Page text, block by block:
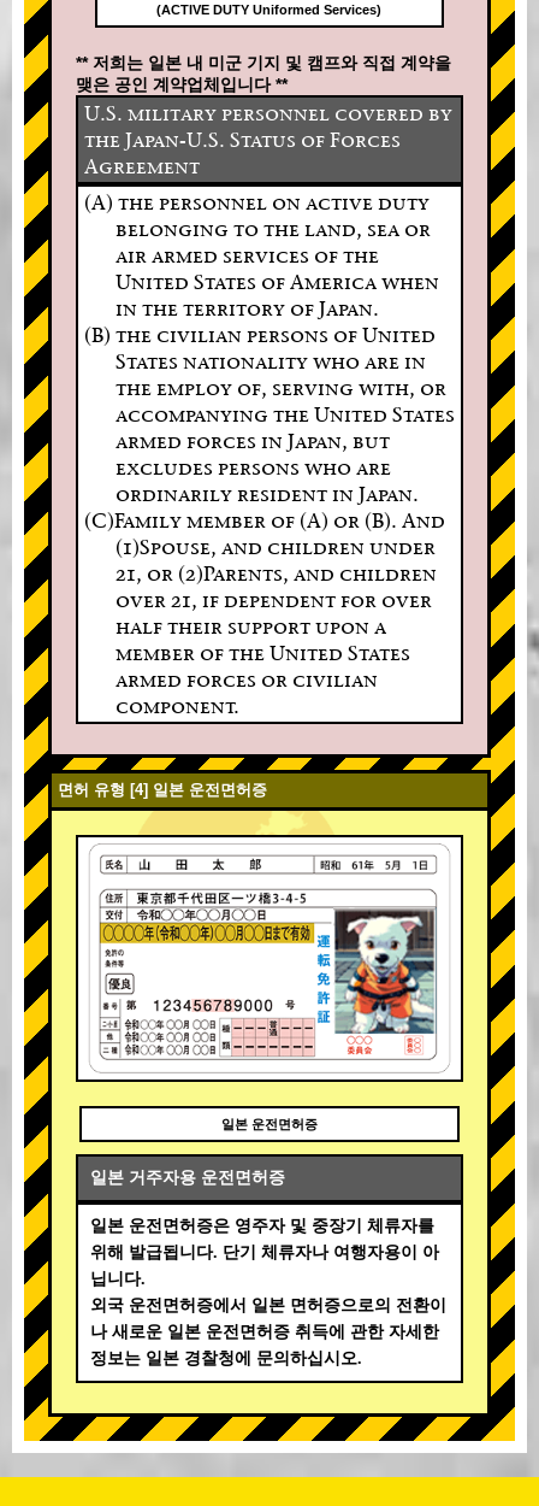
(ACTIVE DUTY Uniformed Services)
** 저희는 일본 내 미군 기지 및 캠프와 직접 계약을
맺은 공인 계약업체입니다 **
U.S. military personnel covered by
the Japan-U.S. Status of Forces
Agreement
(A) the personnel on active duty
belonging to the land, sea or
air armed services of the
United States of America when
in the territory of Japan.
(B) the civilian persons of United
States nationality who are in
the employ of, serving with, or
accompanying the United States
armed forces in Japan, but
excludes persons who are
ordinarily resident in Japan.
(C)Family member of (A) or (B). And
(1)Spouse, and children under
21, or (2)Parents, and children
over 21, if dependent for over
half their support upon a
member of the United States
armed forces or civilian
component.
면허 유형 [4] 일본 운전면허증
일본 운전면허증
일본 거주자용 운전면허증
일본 운전면허증은 영주자 및 중장기 체류자를
위해 발급됩니다. 단기 체류자나 여행자용이 아
닙니다.
외국 운전면허증에서 일본 면허증으로의 전환이
나 새로운 일본 운전면허증 취득에 관한 자세한
정보는 일본 경찰청에 문의하십시오.